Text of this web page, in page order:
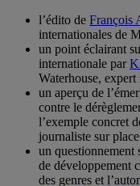
l’édito de François
internationales de
un point éclairant
internationale par
Waterhouse,
un aperçu de
contre le
l’exemple concret
journaliste sur
un questionnement
de développement
des genres et